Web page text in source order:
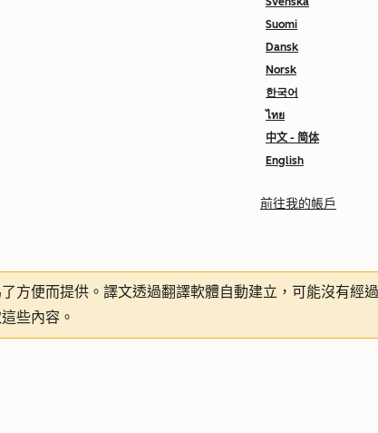
Suomi
Dansk
Norsk
한국어
ไทย
中文 - 简体
English
前往我的帳戶
了方便而提供。譯文透過翻譯軟體自動建立，可能沒有經
些內容。